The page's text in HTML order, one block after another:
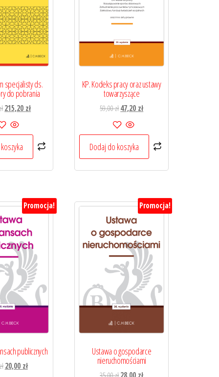
specjalisty ds.
do pobrania
Pierwotna
cena
wynosiła:
269,00 zł.
215,20 złAktualna
215,20 zł.
KP. Kodeks pracy oraz ustawy
towarzyszące
59,00złPierwotna
cena
wynosiła:
59,00 zł.
47,20 złAktualna
47,20 zł.
Dodaj do koszyka
Promocja!
publicznych
Pierwotna
20,00 złAktualna
Promocja!
Ustawa o gospodarce
nieruchomościami